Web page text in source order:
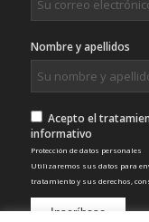
Nombre y apellidos
Acepto el
informativo
Protección de datos personales
Utilizaremos sus datos para
tratamiento y sus derechos,